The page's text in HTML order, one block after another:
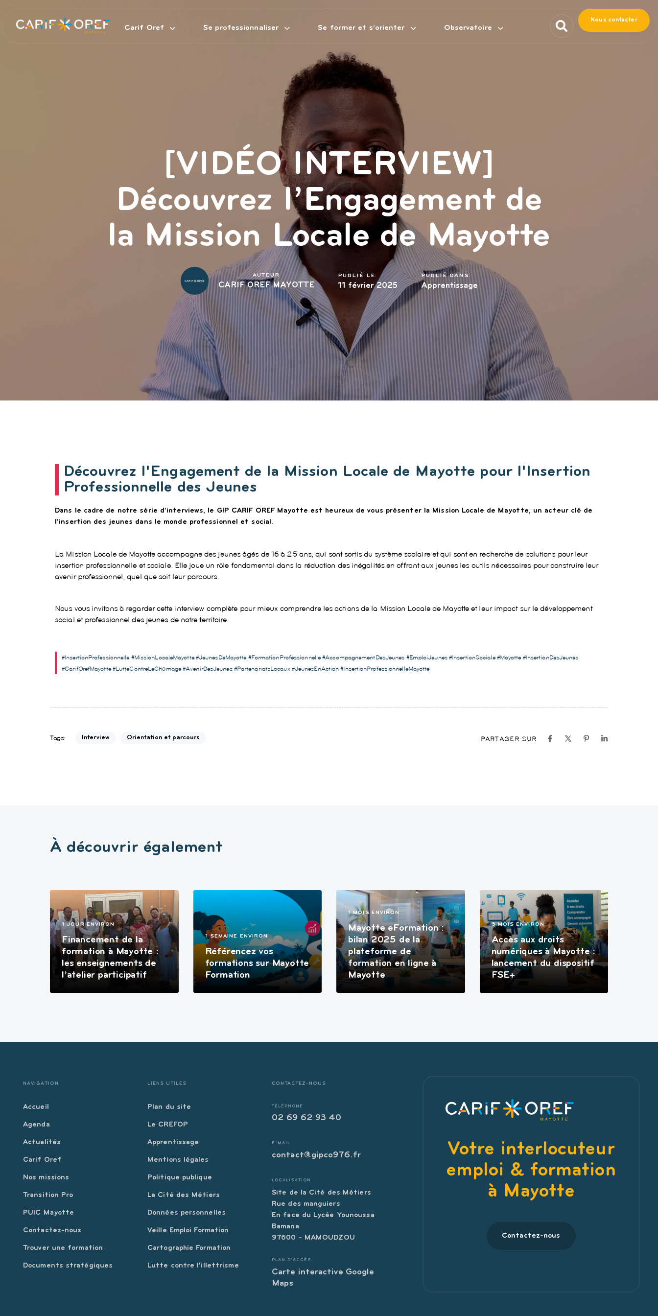
Carif Oref Se professionnaliser Se former et s’orienter Observatoire
Nous contacter
[VIDÉO INTERVIEW]
Découvrez l’Engagement de
la Mission Locale de Mayotte
AUTEUR
CARIF OREF MAYOTTE
PUBLIÉ LE:
11 février 2025
PUBLIÉ DANS:
Apprentissage
Découvrez l'Engagement de la Mission Locale de Mayotte pour l'Insertion
Professionnelle des Jeunes
Dans le cadre de notre série d’interviews, le GIP CARIF OREF Mayotte est heureux de vous présenter la Mission Locale de Mayotte, un acteur clé de
l’insertion des jeunes dans le monde professionnel et social.
La Mission Locale de Mayotteaccompagne des jeunes âgés de 16 à 25 ans, qui sont sortis du système scolaire et qui sont en recherche de solutions pour leur
insertion professionnelle et sociale. Elle joue un rôle fondamental dans la réduction des inégalités en offrant aux jeunes les outils nécessaires pour construire leur
avenir professionnel, quel que soit leur parcours.
Nous vous invitons à regarder cette interview complète pour mieux comprendre les actions de la Mission Locale de Mayotte et leur impact sur le développement
social et professionnel des jeunes de notre territoire.
#InsertionProfessionnelle #MissionLocaleMayotte #JeunesDeMayotte #FormationProfessionnelle #AccompagnementDesJeunes #EmploiJeunes #InsertionSociale #Mayotte #InsertionDesJeunes
#CarifOrefMayotte #LutteContreLeChômage #AvenirDesJeunes #PartenariatsLocaux #JeunesEnAction #InsertionProfessionnelleMayotte
Tags: Interview Orientation et parcours PARTAGER SUR
À découvrir également
1 JOUR ENVIRON
Financement de la
formation à Mayotte :
les enseignements de
l’atelier participatif
1 SEMAINE ENVIRON
Référencez vos
formations sur Mayotte
Formation
1 MOIS ENVIRON
Mayotte eFormation :
bilan 2025 de la
plateforme de
formation en ligne à
Mayotte
3 MOIS ENVIRON
Accès aux droits
numériques à Mayotte :
lancement du dispositif
FSE+
NAVIGATION
Accueil
Agenda
Actualités
Carif Oref
Nos missions
Transition Pro
PUIC Mayotte
Contactez-nous
Trouver une formation
Documents stratégiques
LIENS UTILES
Plan du site
Le CREFOP
Apprentissage
Mentions légales
Politique publique
La Cité des Métiers
Données personnelles
Veille Emploi Formation
Cartographie Formation
Lutte contre l'illettrisme
CONTACTEZ-NOUS
TÉLÉPHONE
02 69 62 93 40
E-MAIL
contact@gipco976.fr
LOCALISATION
Site de la Cité des Métiers
Rue des manguiers
En face du Lycée Younoussa
Bamana
97600 - MAMOUDZOU
PLAN D'ACCÈS
Carte interactive Google
Maps
Votre interlocuteur
emploi & formation
à Mayotte
Contactez-nous